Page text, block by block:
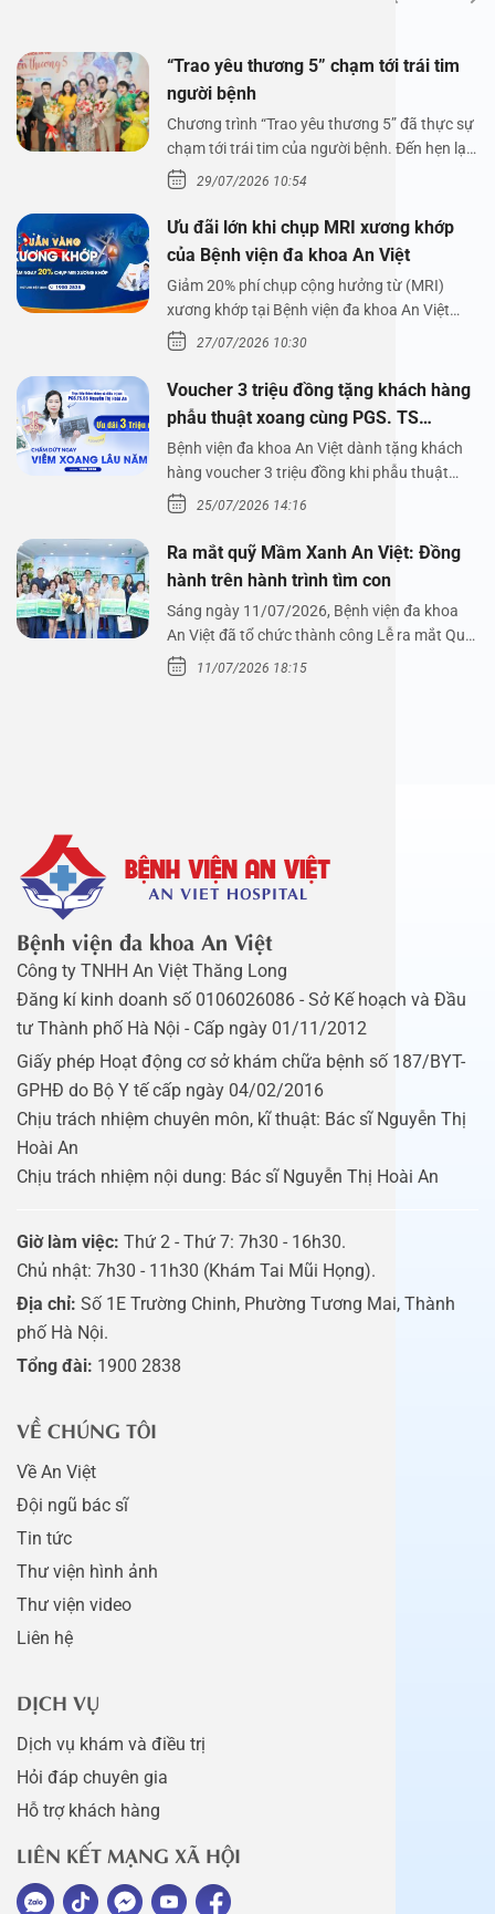
“Trao yêu thương 5” chạm tới trái tim
người bệnh
Chương trình “Trao yêu thương 5” đã thực sự
chạm tới trái tim của người bệnh. Đến hẹn lại
lên,…29/07/2026 10:54
Ưu đãi lớn khi chụp MRI xương khớp
của Bệnh viện đa khoa An Việt
Giảm 20% phí chụp cộng hưởng từ (MRI)
xương khớp tại Bệnh viện đa khoa An Việt
Bệnh viện đa…
27/07/2026 10:30
Voucher 3 triệu đồng tặng khách hàng
phẫu thuật xoang cùng PGS. TS
Nguyễn Thị Hoài An
Bệnh viện đa khoa An Việt dành tặng khách
hàng voucher 3 triệu đồng khi phẫu thuật
xoang cùng PGS.…
25/07/2026 14:16
Ra mắt quỹ Mầm Xanh An Việt: Đồng
hành trên hành trình tìm con
Sáng ngày 11/07/2026, Bệnh viện đa khoa
An Việt đã tổ chức thành công Lễ ra mắt Quỹ
Mầm Xanh…
11/07/2026 18:15
Bệnh viện đa khoa An Việt
Công ty TNHH An Việt Thăng Long
Đăng kí kinh doanh số 0106026086 - Sở Kế hoạch và Đầu
tư Thành phố Hà Nội - Cấp ngày 01/11/2012
Giấy phép Hoạt động cơ sở khám chữa bệnh số 187/BYT-
GPHĐ do Bộ Y tế cấp ngày 04/02/2016
Chịu trách nhiệm chuyên môn, kĩ thuật: Bác sĩ Nguyễn Thị
Hoài An
Chịu trách nhiệm nội dung: Bác sĩ Nguyễn Thị Hoài An
Giờ làm việc: Thứ 2 - Thứ 7: 7h30 - 16h30.
Chủ nhật: 7h30 - 11h30 (Khám Tai Mũi Họng).
Địa chỉ: Số 1E Trường Chinh, Phường Tương Mai, Thành
phố Hà Nội.
Tổng đài: 1900 2838
VỀ CHÚNG TÔI
Về An Việt
Đội ngũ bác sĩ
Tin tức
Thư viện hình ảnh
Thư viện video
Liên hệ
DỊCH VỤ
Dịch vụ khám và điều trị
Hỏi đáp chuyên gia
Hỗ trợ khách hàng
LIÊN KẾT MẠNG XÃ HỘI